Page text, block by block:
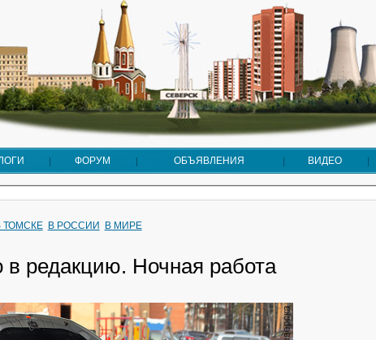
ФОРУМ ОБЪЯВЛЕНИЯ ВИДЕО
ТОМСКЕ В РОССИИ В МИРЕ
редакцию. Ночная работа